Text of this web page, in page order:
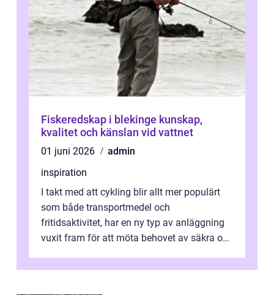
Fiskeredskap i blekinge kunskap,
kvalitet och känslan vid vattnet
01 juni 2026
admin
inspiration
I takt med att cykling blir allt mer populärt
som både transportmedel och
fritidsaktivitet, har en ny typ av anläggning
vuxit fram för att möta behovet av säkra och